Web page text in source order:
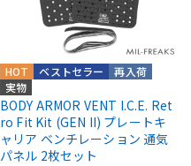
実物
再入荷
ベストセラー
HOT
BODY ARMOR VENT I.C.E. Ret
ro Fit Kit (GEN II) プレートキ
ャリア ベンチレーション 通気
パネル 2枚セット